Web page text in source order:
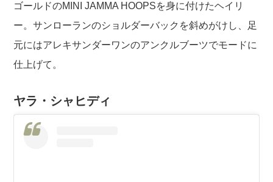
ゴールドのMINI JAMMA HOOPSを身に付けたヘイリ
ー。サンローランのショルダーバックを斜めがけし、足
元にはアレキサンダーワンのアンクルブーツでモードに
仕上げて。
ヤラ・シャヒディ